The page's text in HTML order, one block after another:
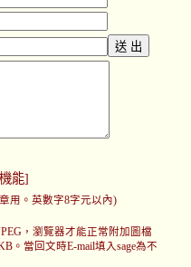
能]
用。英數字8字元以內)
，瀏覽器才能正常附加圖檔
。當回文時E-mail填入sage為不